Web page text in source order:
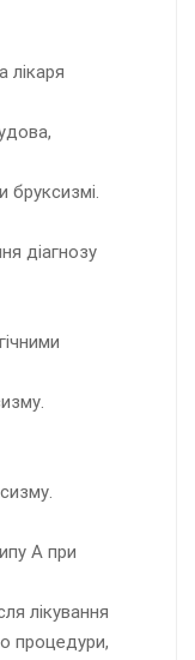
лікаря
бруксизмі.
діагнозу
А при
лікування
процедури,